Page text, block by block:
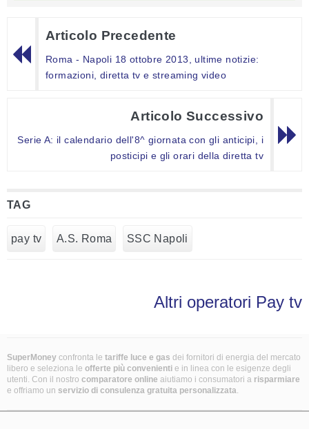
Articolo Precedente
Roma - Napoli 18 ottobre 2013, ultime notizie:
formazioni, diretta tv e streaming video
Articolo Successivo
Serie A: il calendario dell'8^ giornata con gli anticipi, i
posticipi e gli orari della diretta tv
TAG
pay tv A.S. Roma SSC Napoli
Altri operatori Pay tv
SuperMoney confronta le tariffe luce e gas dei fornitori di energia del mercato
libero e seleziona le offerte più convenienti e in linea con le esigenze degli
utenti. Con il nostro comparatore online aiutiamo i consumatori a risparmiare
e offriamo un servizio di consulenza gratuita personalizzata.